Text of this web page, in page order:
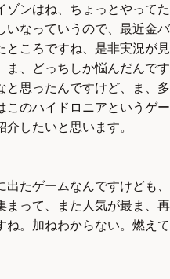
ゾンはね、ちょっとやってた
いなっていうので、最近金バ
ところですね、是非実況が見
ま、どっちしか悩んだんです
と思ったんですけど、ま、多
このハイドロニアというゲー
したいと思います。
たゲームなんですけども、
まって、また人気が最ま、再
ね。加ねわからない。燃えて